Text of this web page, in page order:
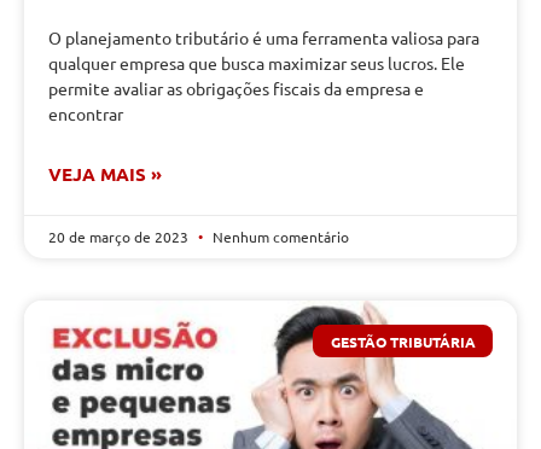
O planejamento tributário é uma ferramenta valiosa para
qualquer empresa que busca maximizar seus lucros. Ele
permite avaliar as obrigações fiscais da empresa e
encontrar
VEJA MAIS »
20 de março de 2023 Nenhum comentário
GESTÃO TRIBUTÁRIA